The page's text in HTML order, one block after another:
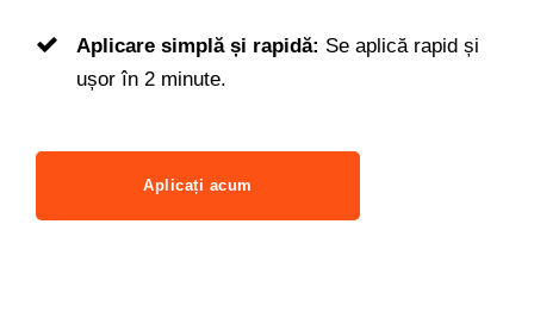
Aplicare simplă și rapidă: Se aplică rapid și
ușor în 2 minute.
Aplicați acum